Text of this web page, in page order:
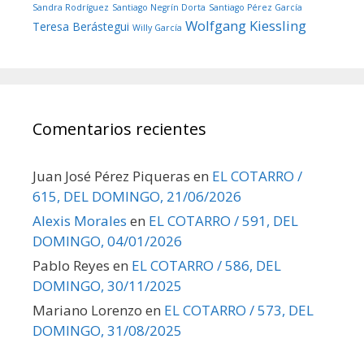
Sandra Rodríguez Santiago Negrín Dorta Santiago Pérez García
Teresa Berástegui Willy García Wolfgang Kiessling
Comentarios recientes
Juan José Pérez Piqueras en EL COTARRO /
615, DEL DOMINGO, 21/06/2026
Alexis Morales en EL COTARRO / 591, DEL
DOMINGO, 04/01/2026
Pablo Reyes en EL COTARRO / 586, DEL
DOMINGO, 30/11/2025
Mariano Lorenzo en EL COTARRO / 573, DEL
DOMINGO, 31/08/2025